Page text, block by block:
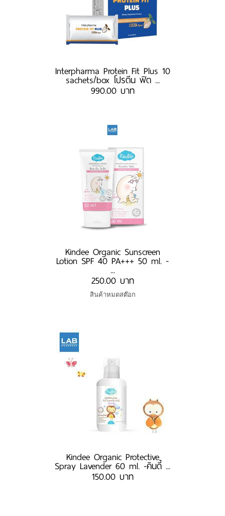
Interpharma Protein Fit Plus 10
sachets/box โปรตีน ฟิต ...
990.00 บาท
Kindee Organic Sunscreen
Lotion SPF 40 PA+++ 50 ml. -
...
250.00 บาท
สินค้าหมดสต๊อก
Kindee Organic Protective
Spray Lavender 60 ml. -คินดี้ ...
150.00 บาท